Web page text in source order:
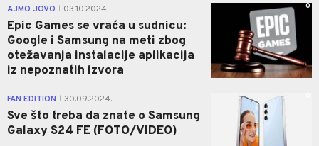
AJMO JOVO 03.10.2024.
Epic Games se vraća u sudnicu:
Google i Samsung na meti zbog
otežavanja instalacije aplikacija
iz nepoznatih izvora
0
FAN EDITION 30.09.2024.
Sve što treba da znate o Samsung
Galaxy S24 FE (FOTO/VIDEO)